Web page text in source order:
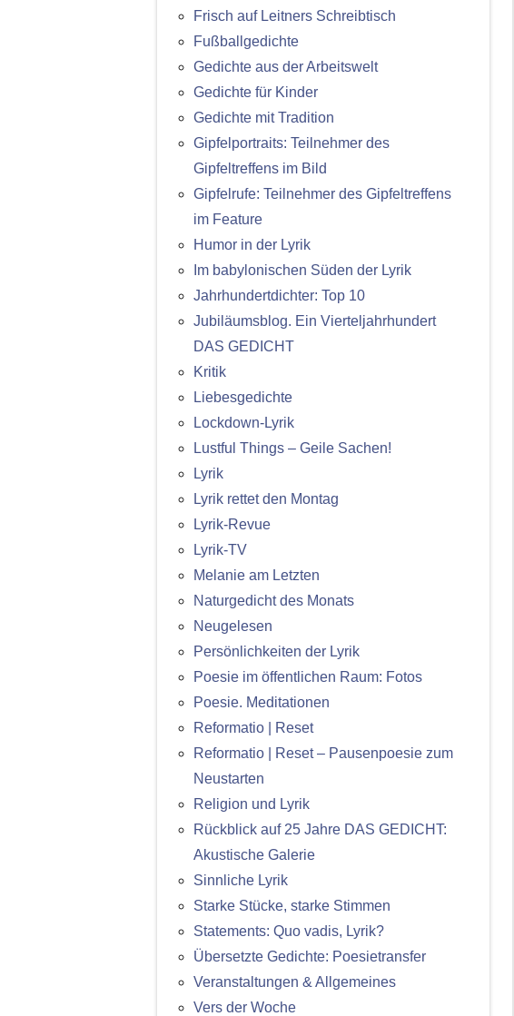
Frisch auf Leitners Schreibtisch
Fußballgedichte
Gedichte aus der Arbeitswelt
Gedichte für Kinder
Gedichte mit Tradition
Gipfelportraits: Teilnehmer des
Gipfeltreffens im Bild
Gipfelrufe: Teilnehmer des Gipfeltreffens
im Feature
Humor in der Lyrik
Im babylonischen Süden der Lyrik
Jahrhundertdichter: Top 10
Jubiläumsblog. Ein Vierteljahrhundert
DAS GEDICHT
Kritik
Liebesgedichte
Lockdown-Lyrik
Lustful Things – Geile Sachen!
Lyrik
Lyrik rettet den Montag
Lyrik-Revue
Lyrik-TV
Melanie am Letzten
Naturgedicht des Monats
Neugelesen
Persönlichkeiten der Lyrik
Poesie im öffentlichen Raum: Fotos
Poesie. Meditationen
Reformatio | Reset
Reformatio | Reset – Pausenpoesie zum
Neustarten
Religion und Lyrik
Rückblick auf 25 Jahre DAS GEDICHT:
Akustische Galerie
Sinnliche Lyrik
Starke Stücke, starke Stimmen
Statements: Quo vadis, Lyrik?
Übersetzte Gedichte: Poesietransfer
Veranstaltungen & Allgemeines
Vers der Woche